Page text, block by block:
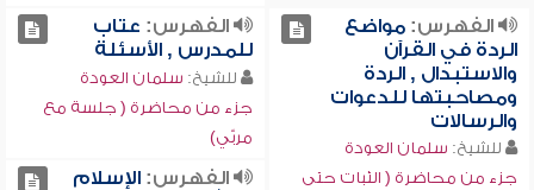
الفهرس:مواضع
الردة في القرآن
والاستبدال , الردة
ومصاحبتها للدعوات
والرسالات
للشيخ: سلمان العودة
جزء من محاضرة ( الثبات حتى
الفهرس: عتاب
للمدرس , الأسئلة
للشيخ: سلمان العودة
جزء من محاضرة ( جلسة مع
مربّي)
الفهرس:الإسلام